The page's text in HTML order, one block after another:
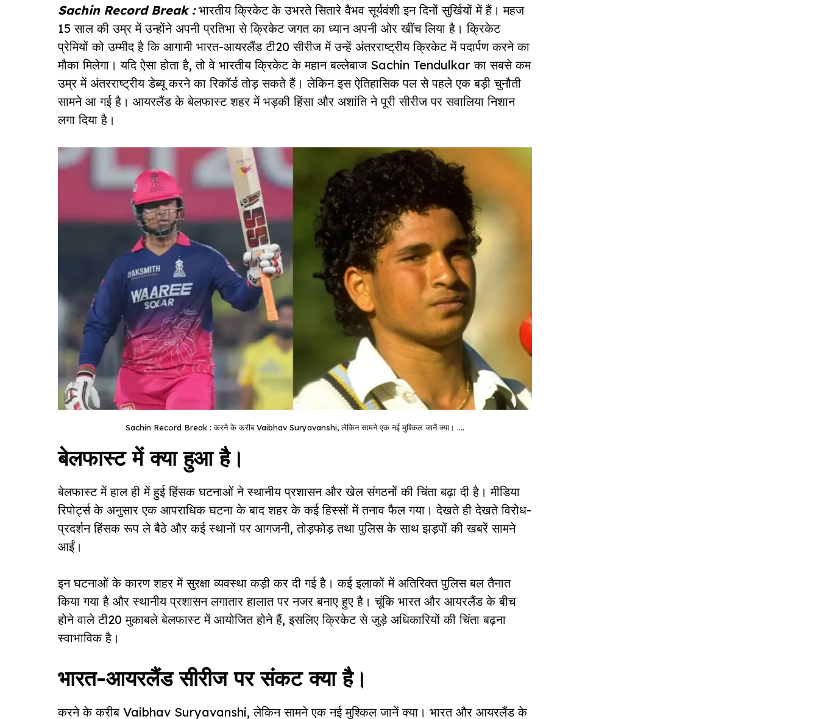
Sachin Record Break :भारतीय क्रिकेट के उभरते सितारे वैभव सूर्यवंशी इन दिनों सुर्खियों में हैं। महज
15 साल की उम्र में उन्होंने अपनी प्रतिभा से क्रिकेट जगत का ध्यान अपनी ओर खींच लिया है। क्रिकेट
प्रेमियों को उम्मीद है कि आगामी भारत-आयरलैंड टी20 सीरीज में उन्हें अंतरराष्ट्रीय क्रिकेट में पदार्पण करने का
मौका मिलेगा। यदि ऐसा होता है, तो वे भारतीय क्रिकेट के महान बल्लेबाज Sachin Tendulkar का सबसे कम
उम्र में अंतरराष्ट्रीय डेब्यू करने का रिकॉर्ड तोड़ सकते हैं। लेकिन इस ऐतिहासिक पल से पहले एक बड़ी चुनौती
सामने आ गई है। आयरलैंड के बेलफास्ट शहर में भड़की हिंसा और अशांति ने पूरी सीरीज पर सवालिया निशान
लगा दिया है।
Sachin Record Break : करने के करीब Vaibhav Suryavanshi, लेकिन सामने एक नई मुश्किल जानें क्या। ….
बेलफास्ट में क्या हुआ है।
बेलफास्ट में हाल ही में हुई हिंसक घटनाओं ने स्थानीय प्रशासन और खेल संगठनों की चिंता बढ़ा दी है। मीडिया
रिपोर्ट्स के अनुसार एक आपराधिक घटना के बाद शहर के कई हिस्सों में तनाव फैल गया। देखते ही देखते विरोध-
प्रदर्शन हिंसक रूप ले बैठे और कई स्थानों पर आगजनी, तोड़फोड़ तथा पुलिस के साथ झड़पों की खबरें सामने
आईं।
इन घटनाओं के कारण शहर में सुरक्षा व्यवस्था कड़ी कर दी गई है। कई इलाकों में अतिरिक्त पुलिस बल तैनात
किया गया है और स्थानीय प्रशासन लगातार हालात पर नजर बनाए हुए है। चूंकि भारत और आयरलैंड के बीच
होने वाले टी20 मुकाबले बेलफास्ट में आयोजित होने हैं, इसलिए क्रिकेट से जुड़े अधिकारियों की चिंता बढ़ना
स्वाभाविक है।
भारत-आयरलैंड सीरीज पर संकट क्या है।
करने के करीब Vaibhav Suryavanshi, लेकिन सामने एक नई मुश्किल जानें क्या। भारत और आयरलैंड के